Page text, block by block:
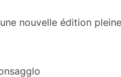
nouvelle édition